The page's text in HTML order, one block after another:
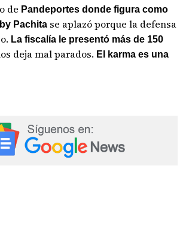
de Pandeportes donde figura como
Pachita se aplazó porque la defensa
La fiscalía le presentó más de 150
deja mal parados. El karma es una